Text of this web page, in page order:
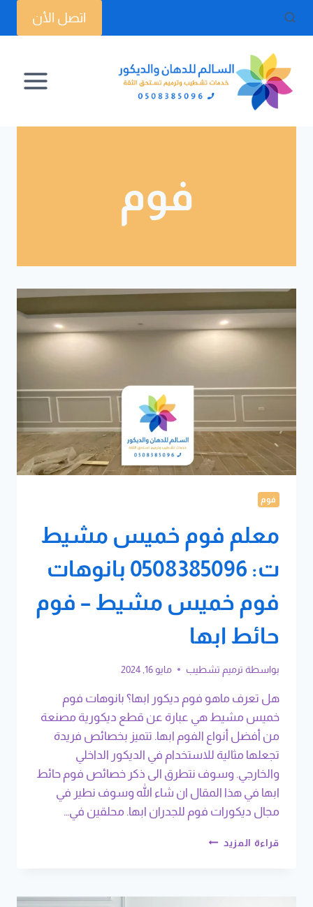
التجاوز
اتصل الأن
فوم
فوم
معلم فوم خميس مشيط
ت: 0508385096 بانوهات
فوم خميس مشيط – فوم
حائط ابها
بواسطة ترميم تشطيب مايو 16, 2024
هل تعرف ماهو فوم ديكور ابها؟ بانوهات فوم
خميس مشيط هي عبارة عن قطع ديكورية مصنعة
من أفضل أنواع الفوم ابها. تتميز بخصائص فريدة
تجعلها مثالية للاستخدام في الديكور الداخلي
والخارجي. وسوف نتطرق الى ذكر خصائص فوم حائط
ابها في هذا المقال ان شاء الله وسوف نطير في
مجال ديكورات فوم للجدران ابها. محلقين في…
قراءة المزيد معلم